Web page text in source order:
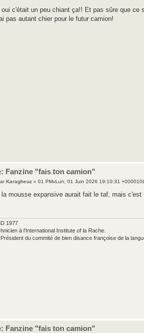
oui c'était un peu chiant ça!! Et pas sûre que
pas autant chier pour le futur camion!
Fanzine "fais ton camion"
Karagheuz » 01 PMvLun, 01 Juin 2026 19:10:31
la mousse expansive aurait fait le taf, mais c'est
1977
à l'International Institute of la Rache.
du commité de bien disance françoise de la
Fanzine "fais ton camion"